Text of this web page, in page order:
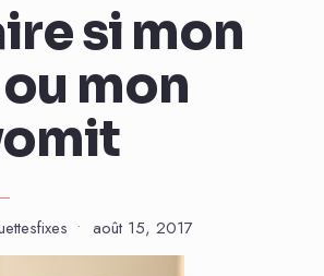
si mon
mon
• août 15, 2017